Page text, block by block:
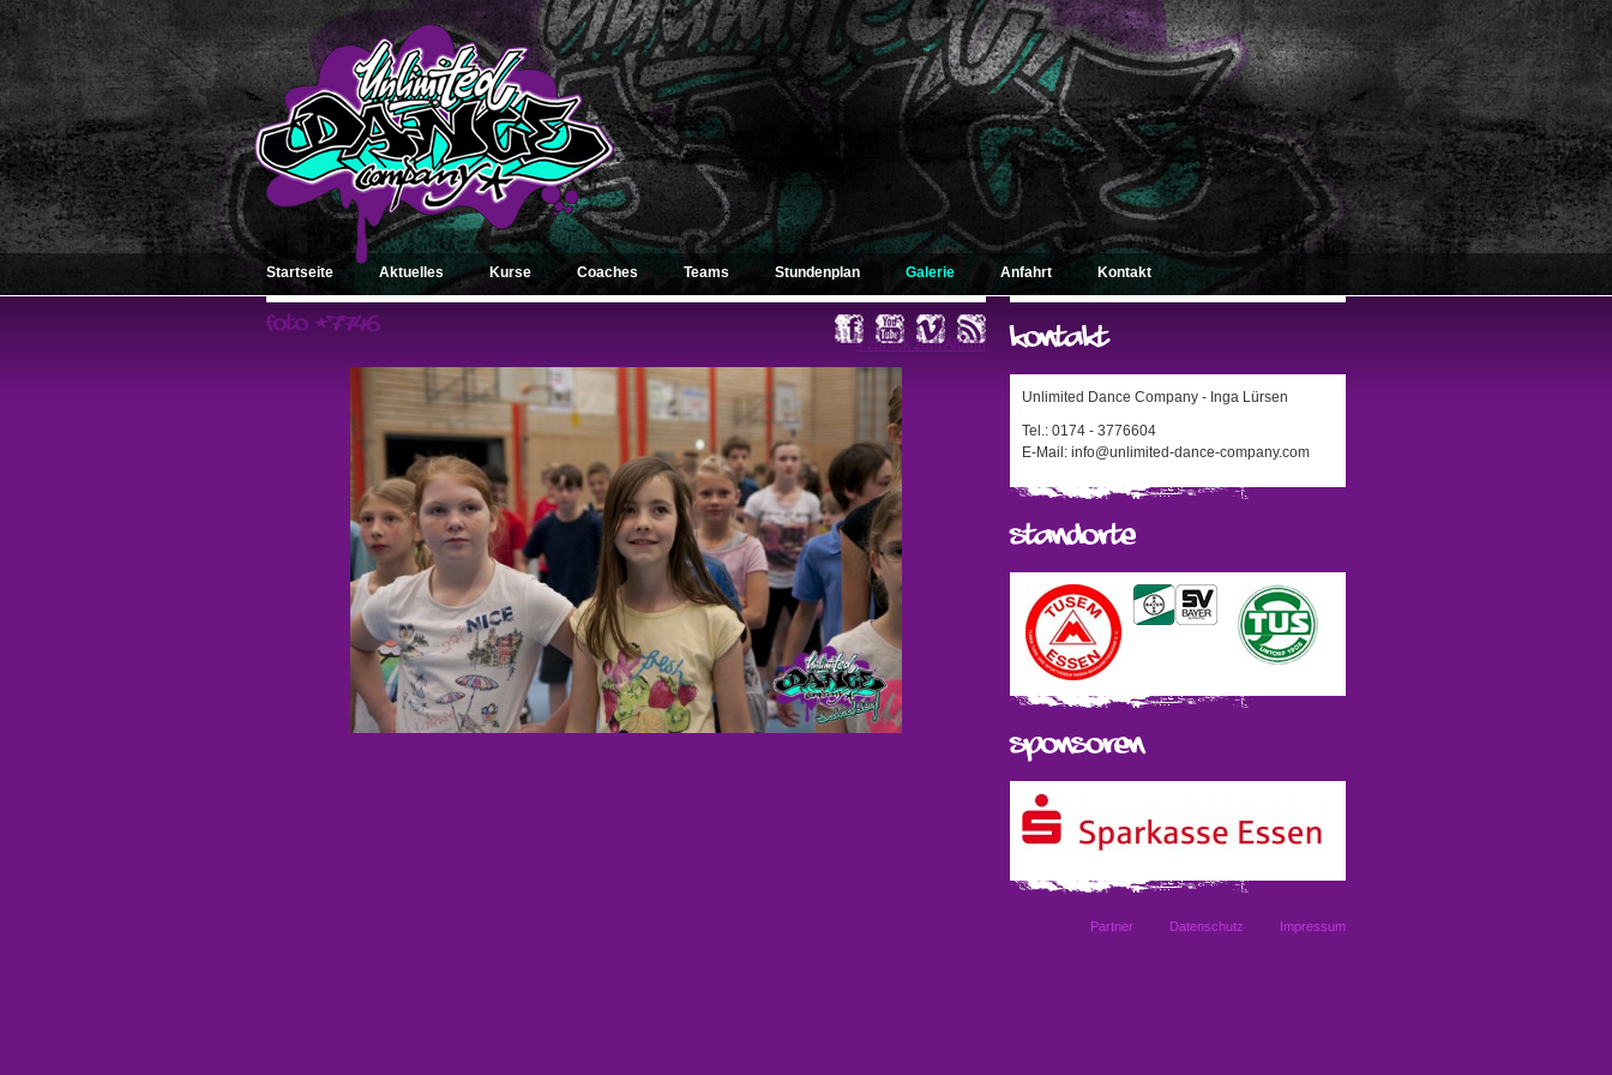
Startseite Aktuelles Kurse Coaches Teams Stundenplan Galerie Anfahrt Kontakt
« zurück zum Album
Unlimited Dance Company - Inga Lürsen
Tel.: 0174 - 3776604
E-Mail: info@unlimited-dance-company.com
Partner Datenschutz Impressum